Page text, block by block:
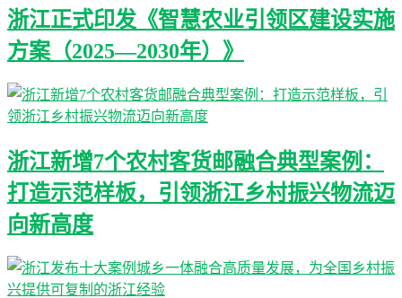
浙江正式印发《智慧农业引领区建设实施
方案（2025—2030年）》
浙江新增7个农村客货邮融合典型案例：
打造示范样板，引领浙江乡村振兴物流迈
向新高度